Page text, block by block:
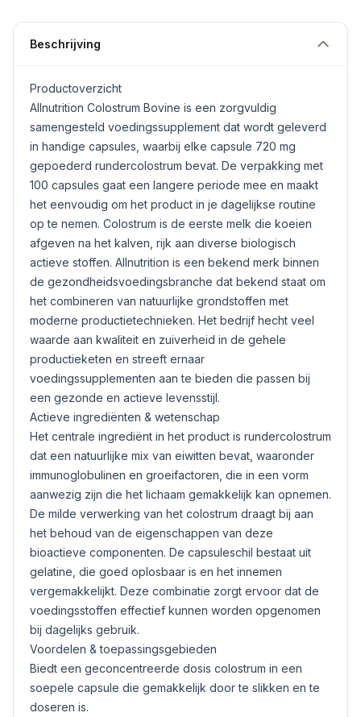
Beschrijving
Productoverzicht
Allnutrition Colostrum Bovine is een zorgvuldig
samengesteld voedingssupplement dat wordt geleverd
in handige capsules, waarbij elke capsule 720 mg
gepoederd rundercolostrum bevat. De verpakking met
100 capsules gaat een langere periode mee en maakt
het eenvoudig om het product in je dagelijkse routine
op te nemen. Colostrum is de eerste melk die koeien
afgeven na het kalven, rijk aan diverse biologisch
actieve stoffen. Allnutrition is een bekend merk binnen
de gezondheidsvoedingsbranche dat bekend staat om
het combineren van natuurlijke grondstoffen met
moderne productietechnieken. Het bedrijf hecht veel
waarde aan kwaliteit en zuiverheid in de gehele
productieketen en streeft ernaar
voedingssupplementen aan te bieden die passen bij
een gezonde en actieve levensstijl.
Actieve ingrediënten & wetenschap
Het centrale ingrediënt in het product is rundercolostrum
dat een natuurlijke mix van eiwitten bevat, waaronder
immunoglobulinen en groeifactoren, die in een vorm
aanwezig zijn die het lichaam gemakkelijk kan opnemen.
De milde verwerking van het colostrum draagt bij aan
het behoud van de eigenschappen van deze
bioactieve componenten. De capsuleschil bestaat uit
gelatine, die goed oplosbaar is en het innemen
vergemakkelijkt. Deze combinatie zorgt ervoor dat de
voedingsstoffen effectief kunnen worden opgenomen
bij dagelijks gebruik.
Voordelen & toepassingsgebieden
Biedt een geconcentreerde dosis colostrum in een
soepele capsule die gemakkelijk door te slikken en te
doseren is.